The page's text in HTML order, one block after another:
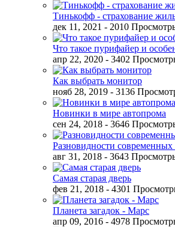
Тинькофф - страхование
дек 11, 2021 - 2010
Что такое пурифайер и
апр 22, 2020 - 3402
Как выбрать монитор
нояб 28, 2019 - 3136
Новинки в мире автопрома
сен 24, 2018 - 3646
Разновидности современных
авг 31, 2018 - 3643
Самая старая дверь
фев 21, 2018 - 4301
Планета загадок - Марс
апр 09, 2016 - 4978